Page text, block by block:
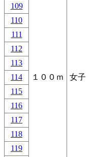
１００ｍ 女子
109
110
111
112
113
114
115
116
117
118
119